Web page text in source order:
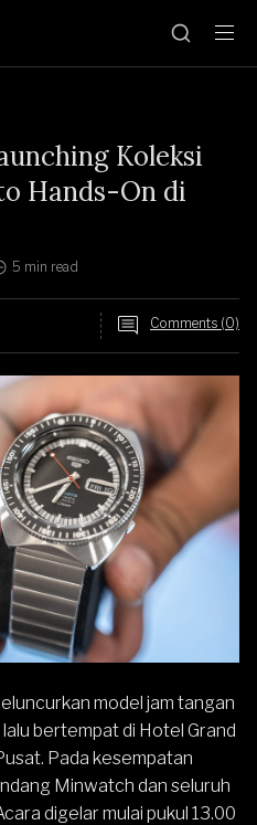
Koleksi
Hands-On di
5 min read
Comments (0)
model jam tangan
bertempat di Hotel Grand
Pada kesempatan
Minwatch dan seluruh
digelar mulai pukul 13.00